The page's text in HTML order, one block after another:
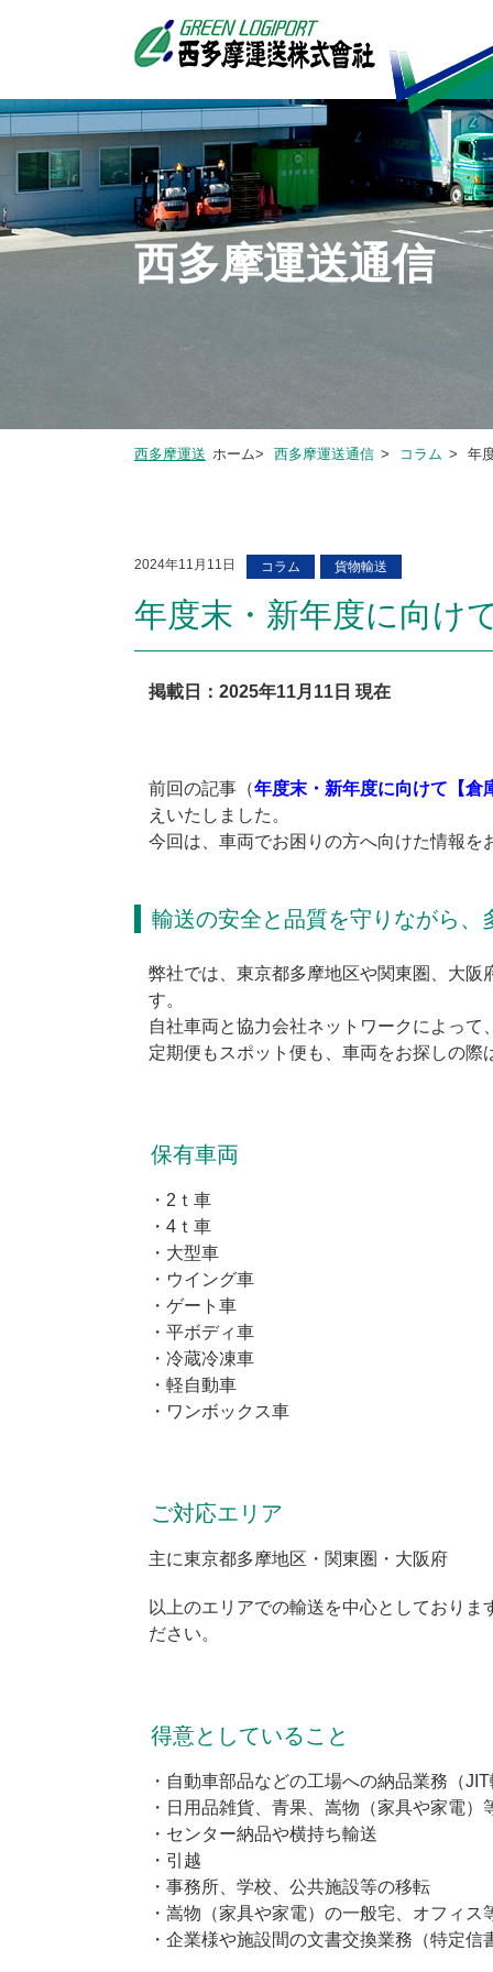
西多摩運送通信
西多摩運送 ホーム> 西多摩運送通信 > コラム > 年
2024年11月11日 コラム 貨物輸送
年度末・新年度に向け
掲載日：2025年11月11日 現在
前回の記事（年度末・新年度に向けて【倉
えいたしました。
今回は、車両でお困りの方へ向けた情報を
輸送の安全と品質を守りながら
弊社では、東京都多摩地区や関東圏、大
す。
自社車両と協力会社ネットワークによっ
定期便もスポット便も、車両をお探しの際
保有車両
・2ｔ車
・4ｔ車
・大型車
・ウイング車
・ゲート車
・平ボディ車
・冷蔵冷凍車
・軽自動車
・ワンボックス車
ご対応エリア
主に東京都多摩地区・関東圏・大阪府
以上のエリアでの輸送を中心としており
ださい。
得意としていること
・自動車部品などの工場への納品業務（
・日用品雑貨、青果、嵩物（家具や家電）
・センター納品や横持ち輸送
・引越
・事務所、学校、公共施設等の移転
・嵩物（家具や家電）の一般宅、オフィ
・企業様や施設間の文書交換業務（特定信